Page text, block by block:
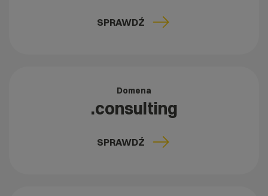
SPRAWDŹ
Domena
.consulting
SPRAWDŹ